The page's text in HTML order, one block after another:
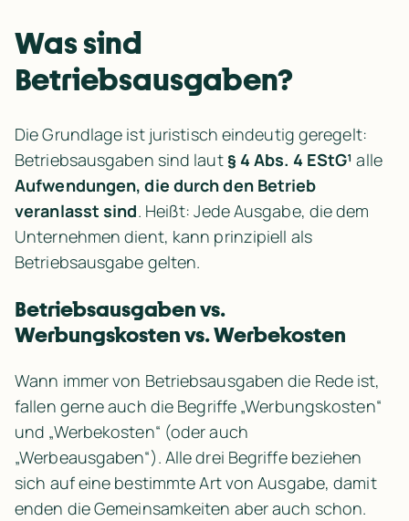
Was sind
Betriebsausgaben?
Die Grundlage ist juristisch eindeutig geregelt:
Betriebsausgaben sind laut § 4 Abs. 4 EStG¹
alle
Aufwendungen, die durch den Betrieb
veranlasst sind. Heißt: Jede Ausgabe, die dem
Unternehmen dient, kann prinzipiell als
Betriebsausgabe gelten.
Betriebsausgaben vs.
Werbungskosten vs. Werbekosten
Wann immer von Betriebsausgaben die Rede ist,
fallen gerne auch die Begriffe „Werbungskosten“
und „Werbekosten“ (oder auch
„Werbeausgaben“). Alle drei Begriffe beziehen
sich auf eine bestimmte Art von Ausgabe, damit
enden die Gemeinsamkeiten aber auch schon.